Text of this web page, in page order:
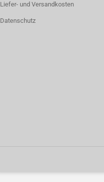
Liefer- und Versandkosten
Datenschutz